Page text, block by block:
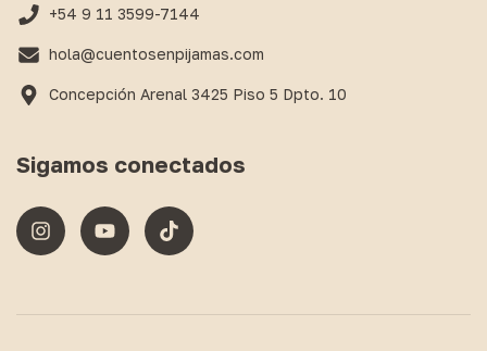
+54 9 11 3599-7144
hola@cuentosenpijamas.com
Concepción Arenal 3425 Piso 5 Dpto. 10
Sigamos conectados